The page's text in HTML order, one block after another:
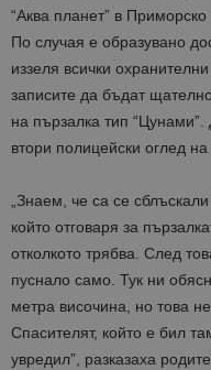
“Аква планет” в Приморско
По случая е образувано
иззеля всички
записите да бъдат
на пързалка тип
втори полицейски оглед
„Знаем, че са се
който отговаря за
отколкото трябва. След
пуснало само. Тук ни
метра височина, но това
Спасителят, който е бил
увредил”, разказаха